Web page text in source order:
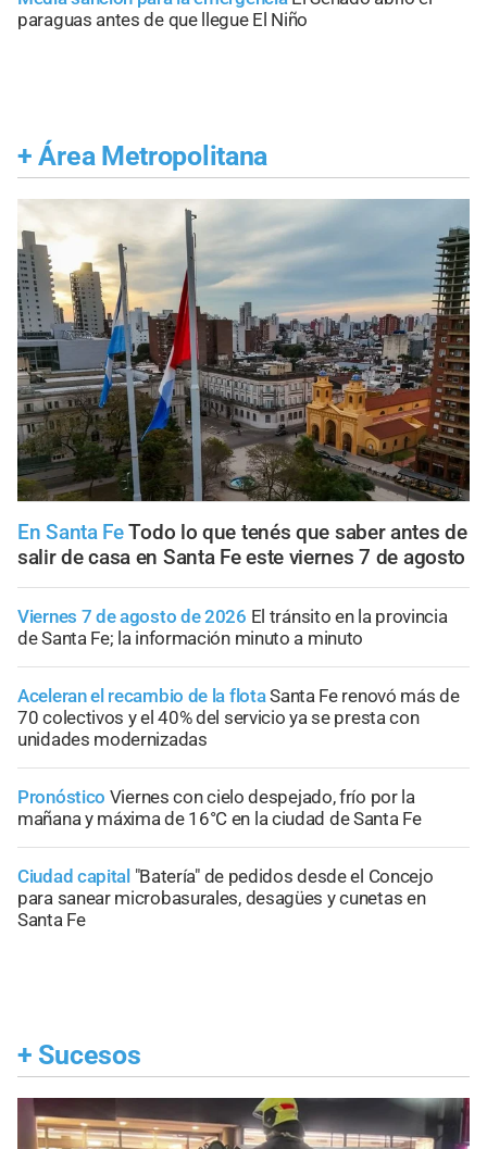
paraguas antes de que llegue El Niño
+ Área Metropolitana
En Santa FeTodo lo que tenés que saber antes de
salir de casa en Santa Fe este viernes 7 de agosto
Viernes 7 de agosto de 2026 El tránsito en la provincia
de Santa Fe; la información minuto a minuto
Aceleran el recambio de la flotaSanta Fe renovó más de
70 colectivos y el 40% del servicio ya se presta con
unidades modernizadas
Pronóstico Viernes con cielo despejado, frío por la
mañana y máxima de 16°C en la ciudad de Santa Fe
Ciudad capital "Batería" de pedidos desde el Concejo
para sanear microbasurales, desagües y cunetas en
Santa Fe
+ Sucesos